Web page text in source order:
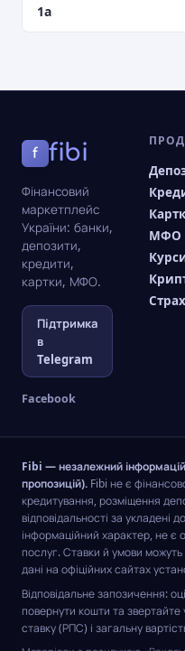
1а
f fibi
Фінансовий
маркетплейс
України: банки,
депозити,
кредити,
картки, МФО.
Підтримка
в
Telegram
Facebook
МФО
Fibi — незалежний
пропозицій). Fibi не є
кредитування, розміщення
відповідальності за укладені
інформаційний характер, не
послуг. Ставки й умови можуть
дані на офіційних сайтах
Відповідальне запозичення:
повернути кошти та звертайте
ставку (РПС) і загальну